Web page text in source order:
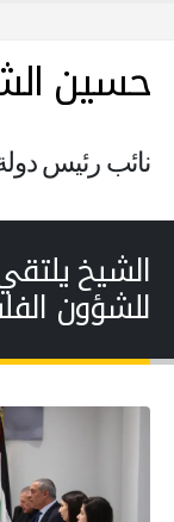
حسين
نائب رئيس
الشيخ
للشؤون